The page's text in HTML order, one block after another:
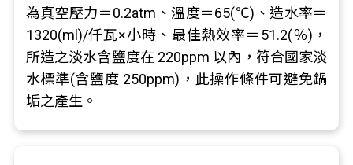
為真空壓力＝0.2atm、溫度＝65(℃)、造水率＝
1320(ml)/仟瓦×小時、最佳熱效率＝51.2(％)，
所造之淡水含鹽度在 220ppm 以內，符合國家淡
水標準(含鹽度 250ppm)，此操作條件可避免鍋
垢之產生。